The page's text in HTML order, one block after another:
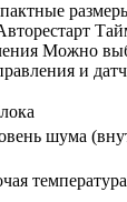
Можно
и
шума